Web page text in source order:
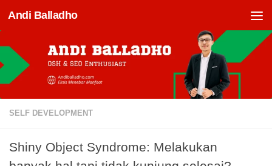
Skip to content
Andi Balladho
SELF DEVELOPMENT
Shiny Object Syndrome: Melakukan